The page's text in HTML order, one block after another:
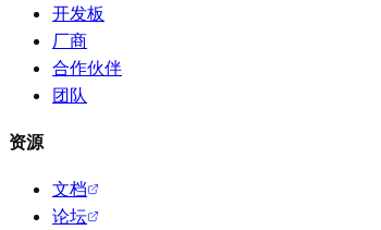
开发板
厂商
合作伙伴
团队
资源
文档
论坛